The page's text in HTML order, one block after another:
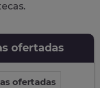
ofertadas
ofertadas